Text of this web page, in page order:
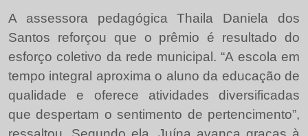
A assessora pedagógica Thaila Daniela dos
Santos reforçou que o prêmio é resultado do
esforço coletivo da rede municipal. “A escola em
tempo integral aproxima o aluno da educação de
qualidade e oferece atividades diversificadas
que despertam o sentimento de pertencimento”,